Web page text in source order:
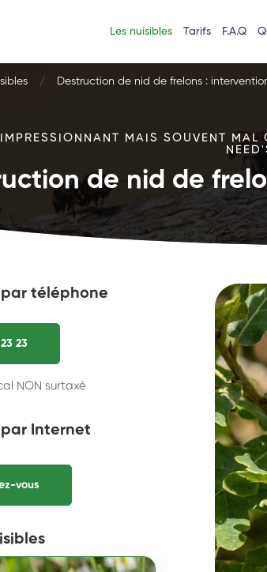
Les nuisibles Tarifs F.A.Q
Destruction de nid de frelons :
MAIS SOUVENT
de nid de
téléphone
23
NON surtaxé
Internet
vous